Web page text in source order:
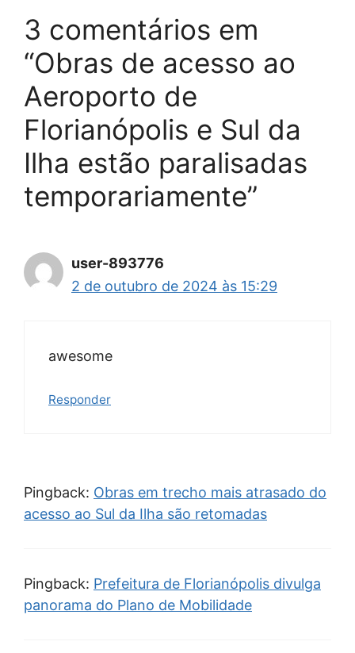
3 comentários em
“Obras de acesso ao
Aeroporto de
Florianópolis e Sul da
Ilha estão paralisadas
temporariamente”
user-893776
2 de outubro de 2024 às 15:29
awesome
Responder
Pingback: Obras em trecho mais atrasado do
acesso ao Sul da Ilha são retomadas
Pingback: Prefeitura de Florianópolis divulga
panorama do Plano de Mobilidade